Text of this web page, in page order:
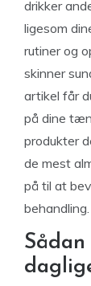
drikker
ligesom
rutiner og
skinner
artikel får
på dine
produkter
de mest
på til at
behandling.